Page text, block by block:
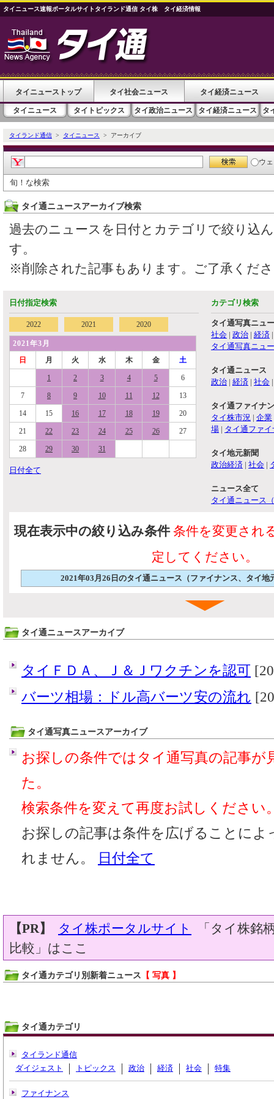
タイニュース速報ポータルサイトタイランド通信 タイ株 タイ経済情報
タイニューストップ タイ社会ニュース タイ経済ニュース
タイニュース タイトピックス タイ政治ニュース タイ経済ニュース タ
タイランド通信 > タイニュース > アーカイブ
ウ
旬！な検索
タイ通ニュースアーカイブ検索
過去のニュースを日付とカテゴリで絞り込
す。
※削除された記事もあります。ご了承くだ
日付指定検索
2022 2021 2020
2021年3月
日
月 火 水 木 金 土
1 2 3 4 5 6
7 8 9 10 11 12 13
14 15 16 17 18 19 20
21 22 23 24 25 26 27
28 29 30 31
日付全て
カテゴリ検索
タイ通写真ニュ
社会 | 政治 | 経済
タイ通写真ニュ
タイ通ニュース
政治 | 経済 | 社会
タイ通ファイナ
タイ株市況 | 企業
場 | タイ通ファ
タイ地元新聞
政治経済 | 社会 |
ニュース全て
タイ通ニュース
現在表示中の絞り込み条件 条件を変更され
定してください。
2021年03月26日のタイ通ニュース（ファイナンス、タイ地
タイ通ニュースアーカイブ
タイＦＤＡ、Ｊ＆Ｊワクチンを認可
バーツ相場：ドル高バーツ安の流れ
タイ通写真ニュースアーカイブ
お探しの条件ではタイ通写真の記事が
た。
検索条件を変えて再度お試しください
お探しの記事は条件を広げることに
れません。
日付全て
【PR】 タイ株ポータルサイト
「タイ株銘
比較」はここ
タイ通カテゴリ別新着ニュース 【 写真 】
タイ通カテゴリ
タイランド通信
ダイジェスト
トピックス 政治 経済 社会 特集
ファイナンス